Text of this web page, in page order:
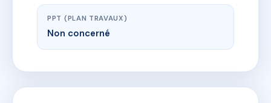
PPT (PLAN TRAVAUX)
Non concerné